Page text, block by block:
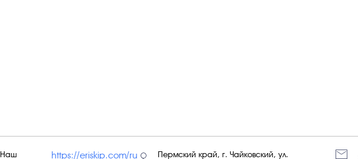
Наш https://eriskip.com/ru Пермский край, г. Чайковский, ул.